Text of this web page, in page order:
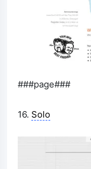
###page###
16. Solo